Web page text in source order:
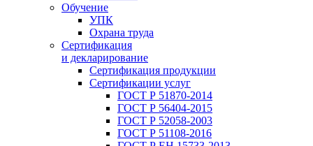
Обучение
УПК
Охрана труда
Сертификация
и декларирование
Сертификация продукции
Сертификации услуг
ГОСТ Р 51870-2014
ГОСТ Р 56404-2015
ГОСТ Р 52058-2003
ГОСТ Р 51108-2016